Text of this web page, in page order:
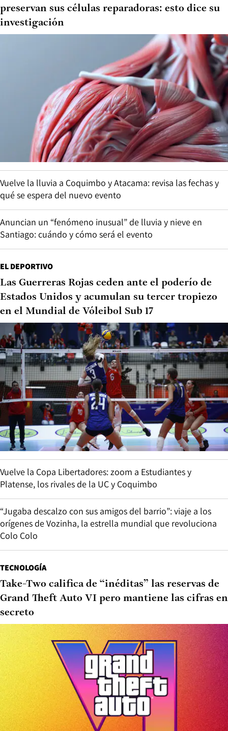
preservan sus células reparadoras: esto dice su
investigación
Vuelve la lluvia a Coquimbo y Atacama: revisa las fechas y
qué se espera del nuevo evento
Anuncian un “fenómeno inusual” de lluvia y nieve en
Santiago: cuándo y cómo será el evento
EL DEPORTIVO
Las Guerreras Rojas ceden ante el poderío de
Estados Unidos y acumulan su tercer tropiezo
en el Mundial de Vóleibol Sub 17
Vuelve la Copa Libertadores: zoom a Estudiantes y
Platense, los rivales de la UC y Coquimbo
“Jugaba descalzo con sus amigos del barrio”: viaje a los
orígenes de Vozinha, la estrella mundial que revoluciona
Colo Colo
TECNOLOGÍA
Take-Two califica de “inéditas” las reservas de
Grand Theft Auto VI pero mantiene las cifras en
secreto